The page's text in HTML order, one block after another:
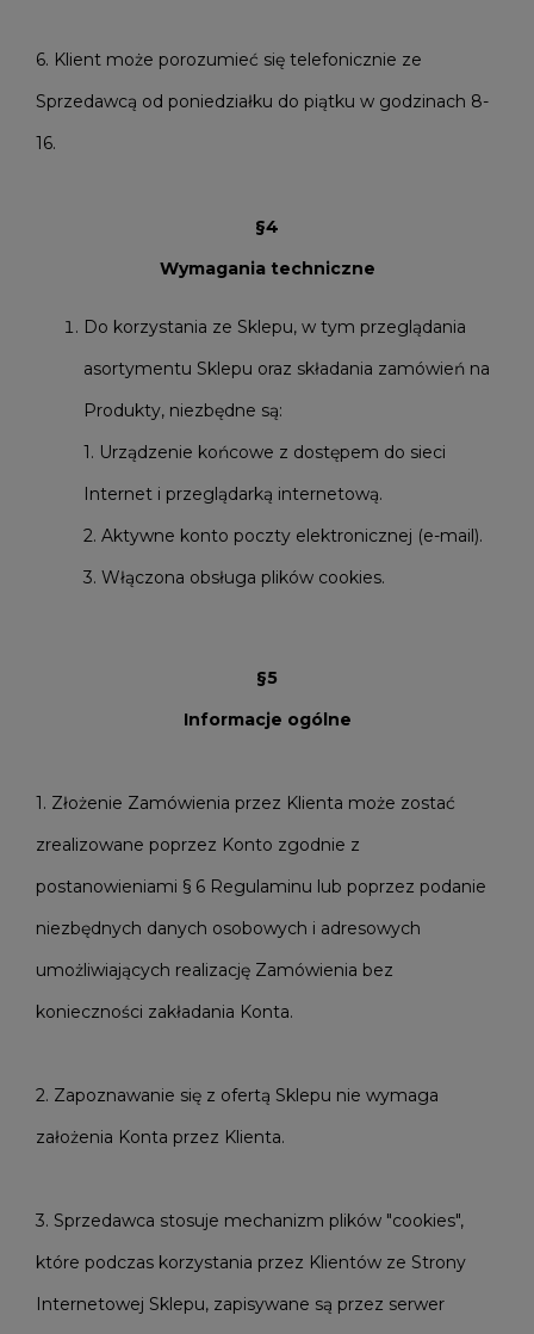
6. Klient może porozumieć się telefonicznie ze
Sprzedawcą od poniedziałku do piątku w godzinach 8-
16.
§4
Wymagania techniczne
Do korzystania ze Sklepu, w tym przeglądania
asortymentu Sklepu oraz składania zamówień na
Produkty, niezbędne są:
1. Urządzenie końcowe z dostępem do sieci
Internet i przeglądarką internetową.
2. Aktywne konto poczty elektronicznej (e-mail).
3. Włączona obsługa plików cookies.
§5
Informacje ogólne
1. Złożenie Zamówienia przez Klienta może zostać
zrealizowane poprzez Konto zgodnie z
postanowieniami § 6 Regulaminu lub poprzez podanie
niezbędnych danych osobowych i adresowych
umożliwiających realizację Zamówienia bez
konieczności zakładania Konta.
2. Zapoznawanie się z ofertą Sklepu nie wymaga
założenia Konta przez Klienta.
3. Sprzedawca stosuje mechanizm plików "cookies",
które podczas korzystania przez Klientów ze Strony
Internetowej Sklepu, zapisywane są przez serwer